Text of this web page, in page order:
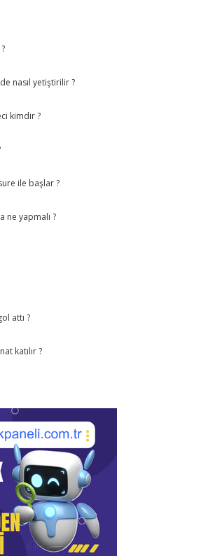
nasıl yetiştirilir ?
kimdir ?
ile başlar ?
ne yapmalı ?
attı ?
katılır ?